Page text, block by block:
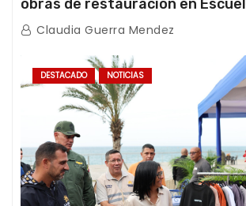
obras de restauración en
afectaciones sísmicas en La
Claudia Guerra Mendez
DESTACADO NOTICIAS